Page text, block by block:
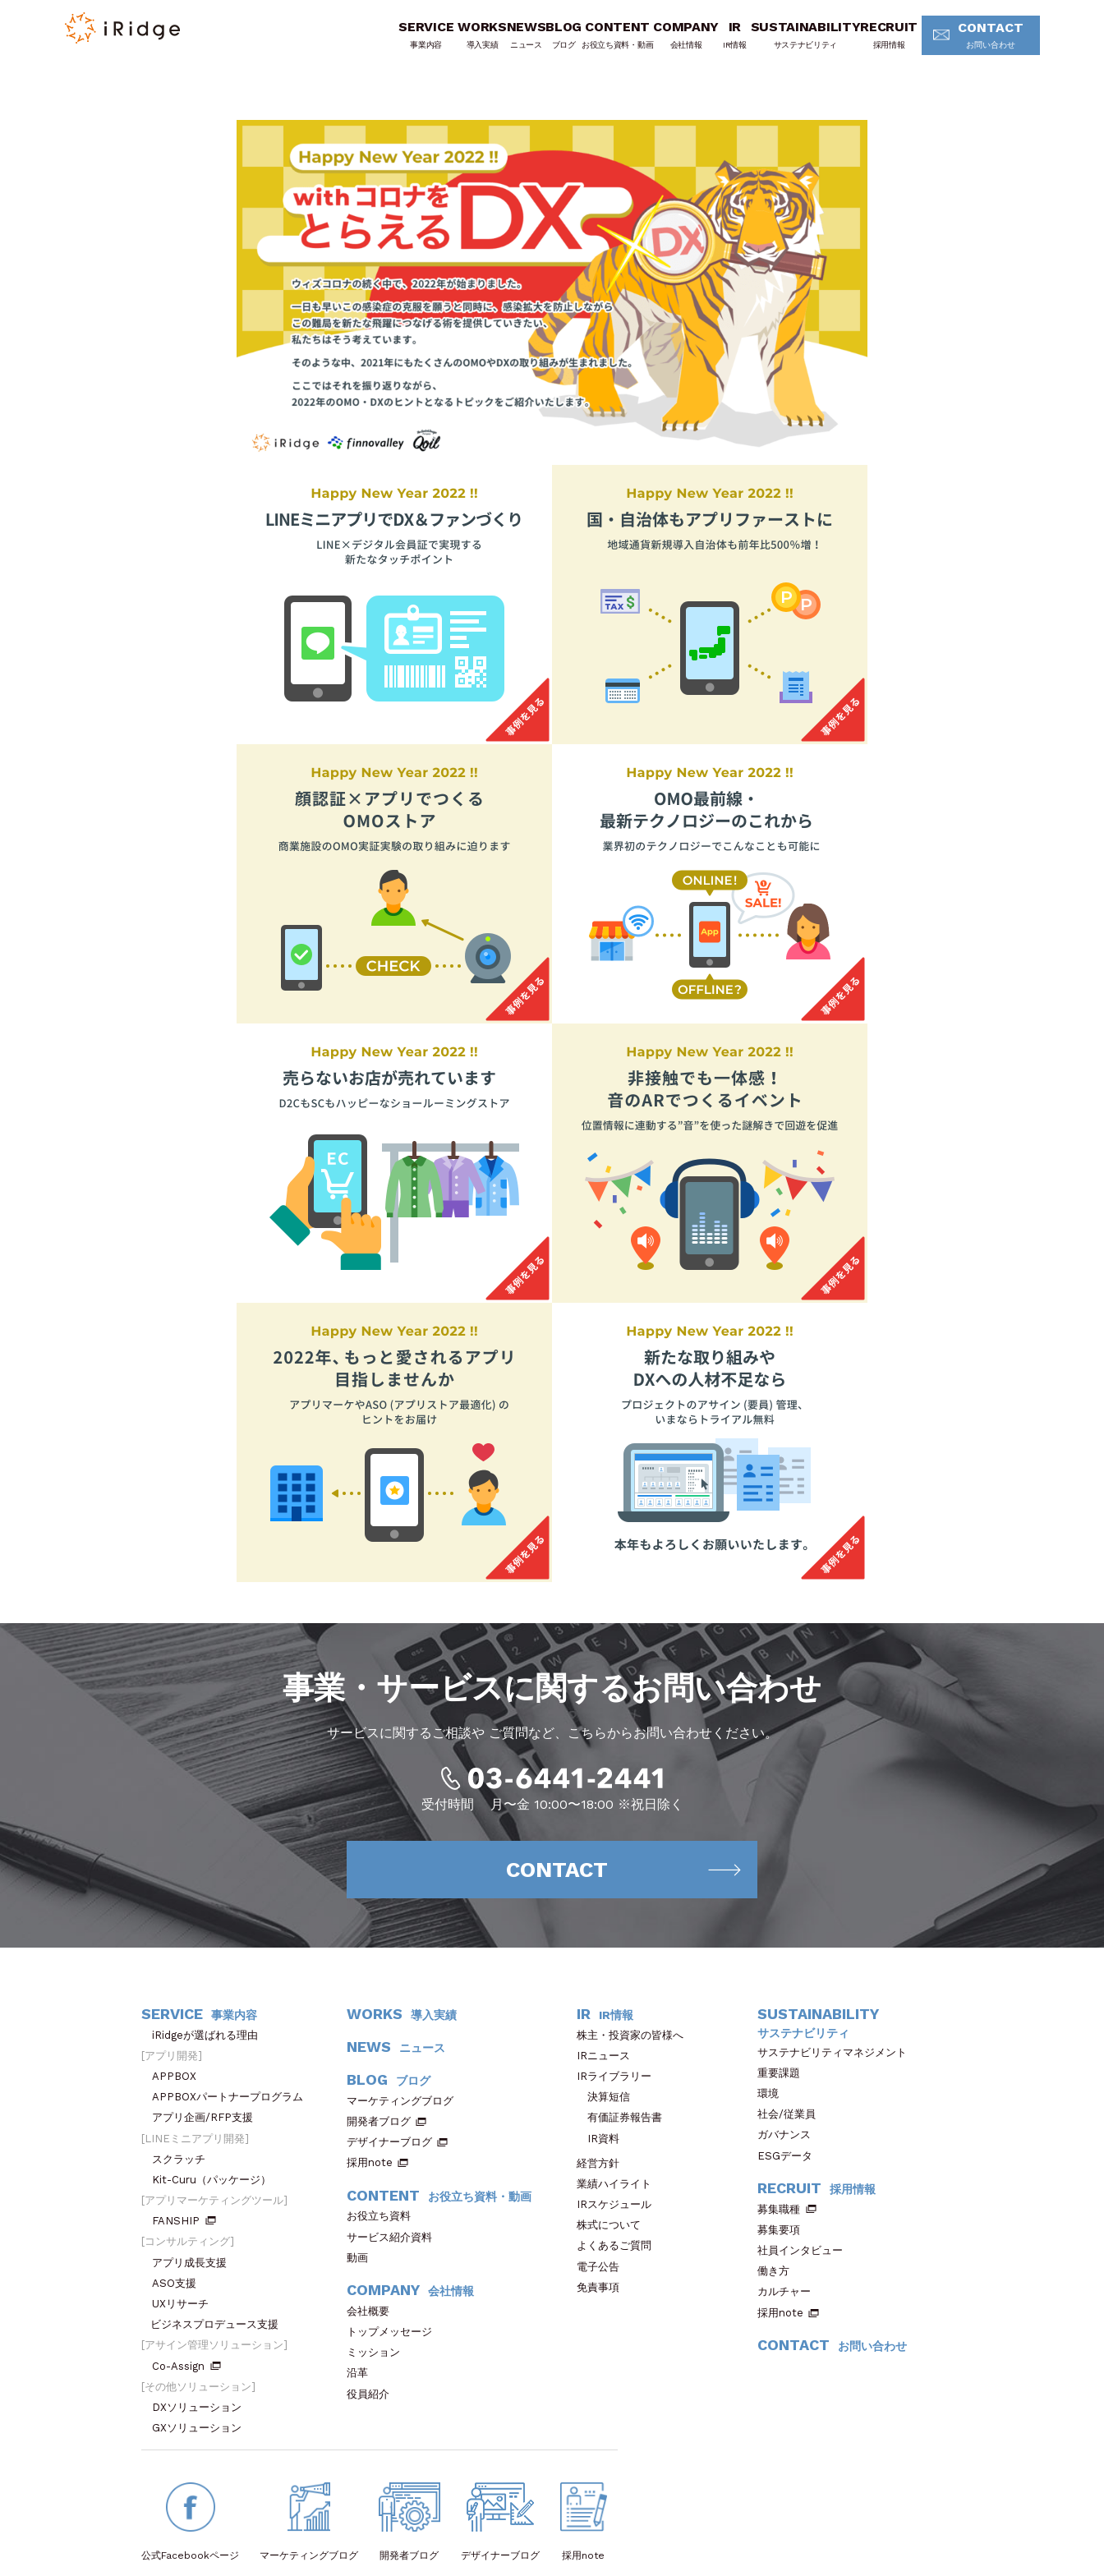
SERVICE
事業内容
WORKS
導入実績
NEWS
ニュース
BLOG
ブログ
CONTENT
お役立ち資料・動画
COMPANY
会社情報
IR
IR情報
SUSTAINABILITY
サステナビリティ
RECRUIT
採用情報
CONTACT
お問い合わせ
事業・サービスに関するお問い合わせ
サービスに関するご相談やご質問など、こちらからお問い合わせください。
受付時間 月〜金 10:00〜18:00 ※祝日除く
CONTACT
SERVICE 事業内容
iRidgeが選ばれる理由
アプリ開発
APPBOX
APPBOXパートナープログラム
アプリ企画/RFP支援
LINEミニアプリ開発
スクラッチ
Kit-Curu（パッケージ）
アプリマーケティングツール
FANSHIP
コンサルティング
アプリ成長支援
ASO支援
UXリサーチ
ビジネスプロデュース支援
アサイン管理ソリューション
Co-Assign
その他ソリューション
DXソリューション
GXソリューション
WORKS 導入実績
NEWS ニュース
BLOG ブログ
マーケティングブログ
開発者ブログ
デザイナーブログ
採用note
CONTENT お役立ち資料・動画
お役立ち資料
サービス紹介資料
動画
COMPANY 会社情報
会社概要
トップメッセージ
ミッション
沿革
役員紹介
IR IR情報
株主・投資家の皆様へ
IRニュース
IRライブラリー
決算短信
有価証券報告書
IR資料
経営方針
業績ハイライト
IRスケジュール
株式について
よくあるご質問
電子公告
免責事項
SUSTAINABILITY
サステナビリティ
サステナビリティマネジメント
重要課題
環境
社会/従業員
ガバナンス
ESGデータ
RECRUIT 採用情報
募集職種
募集要項
社員インタビュー
働き方
カルチャー
採用note
CONTACT お問い合わせ
公式Facebookページ マーケティングブログ 開発者ブログ デザイナーブログ 採用note